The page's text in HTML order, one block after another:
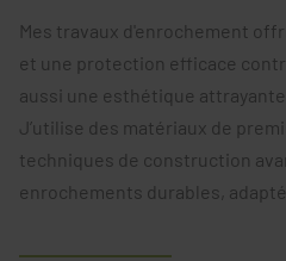
Mes travaux d'enrochement
et une protection efficace
aussi une esthétique
J’utilise des matériaux de
techniques de construction
enrochements durables,